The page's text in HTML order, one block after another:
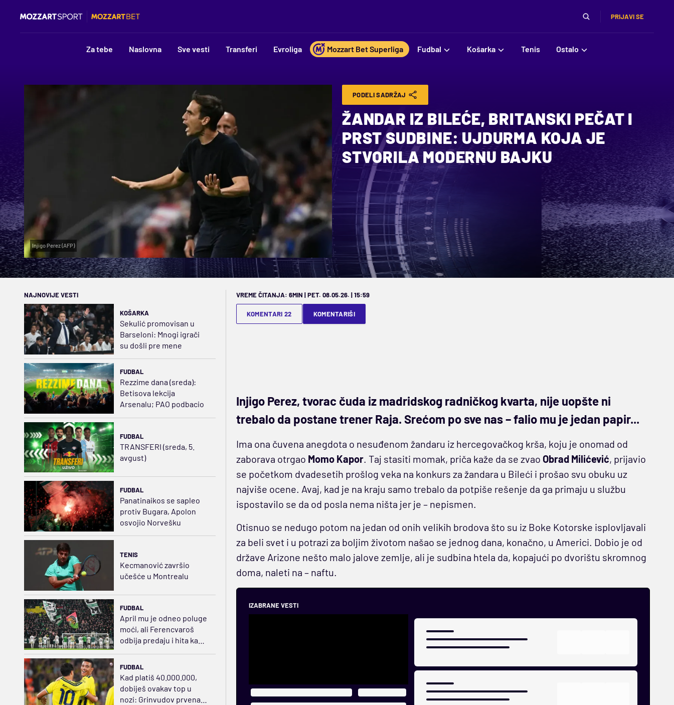
PRIJAVI SE
Za tebe Naslovna Sve vesti Transferi Evroliga Mozzart Bet Superliga Fudbal Košarka Tenis Ostalo
Injigo Perez (AFP)
PODELI SADRŽAJ
ŽANDAR IZ BILEĆE, BRITANSKI PEČAT I
PRST SUDBINE: UJDURMA KOJA JE
STVORILA MODERNU BAJKU
NAJNOVIJE VESTI
KOŠARKA
Sekulić promovisan u
Barseloni: Mnogi igrači
su došli pre mene
FUDBAL
Rezzime dana (sreda):
Betisova lekcija
Arsenalu; PAO podbacio
FUDBAL
TRANSFERI (sreda, 5.
avgust)
FUDBAL
Panatinaikos se sapleo
protiv Bugara, Apolon
osvojio Norvešku
TENIS
Kecmanović završio
učešće u Montrealu
FUDBAL
April mu je odneo poluge
moći, ali Ferencvaroš
odbija predaju i hita ka
FUDBAL
Kad platiš 40.000.000,
dobiješ ovakav top u
nozi: Grinvudov prvenac,
VREME ČITANJA: 6MIN | PET. 08.05.26. | 15:59
KOMENTARI 22 KOMENTARIŠI
Injigo Perez, tvorac čuda iz madridskog radničkog kvarta, nije uopšte ni
trebalo da postane trener Raja. Srećom po sve nas – falio mu je jedan papir...
Ima ona čuvena anegdota o nesuđenom žandaru iz hercegovačkog krša, koju je onomad od
zaborava otrgao Momo Kapor. Taj stasiti momak, priča kaže da se zvao Obrad Milićević, prijavio
se početkom dvadesetih prošlog veka na konkurs za žandara u Bileći i prošao svu obuku uz
najviše ocene. Avaj, kad je na kraju samo trebalo da potpiše rešenje da ga primaju u službu
ispostavilo se da od posla nema ništa jer je – nepismen.
Otisnuo se nedugo potom na jedan od onih velikih brodova što su iz Boke Kotorske isplovljavali
za beli svet i u potrazi za boljim životom našao se jednog dana, konačno, u Americi. Dobio je od
države Arizone nešto malo jalove zemlje, ali je sudbina htela da, kopajući po dvorištu skromnog
doma, naleti na – naftu.
IZABRANE VESTI